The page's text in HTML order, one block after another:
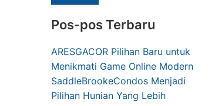
Pos-pos Terbaru
ARESGACOR Pilihan Baru untuk
Menikmati Game Online Modern
SaddleBrookeCondos Menjadi
Pilihan Hunian Yang Lebih